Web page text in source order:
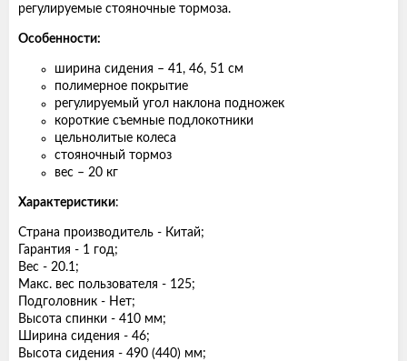
регулируемые стояночные тормоза.
Особенности:
ширина сидения – 41, 46, 51 см
полимерное покрытие
регулируемый угол наклона подножек
короткие съемные подлокотники
цельнолитые колеса
стояночный тормоз
вес – 20 кг
Характеристики:
Страна производитель - Китай;
Гарантия - 1 год;
Вес - 20.1;
Макс. вес пользователя - 125;
Подголовник - Нет;
Высота спинки - 410 мм;
Ширина сидения - 46;
Высота сидения - 490 (440) мм;